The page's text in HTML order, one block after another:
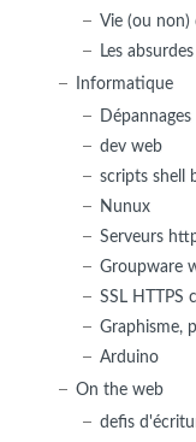
Vie (ou non)
Les absurdes
Informatique
dev web
scripts shell
Nunux
Serveurs
Groupware
SSL HTTPS
Graphisme,
Arduino
On the web
defis